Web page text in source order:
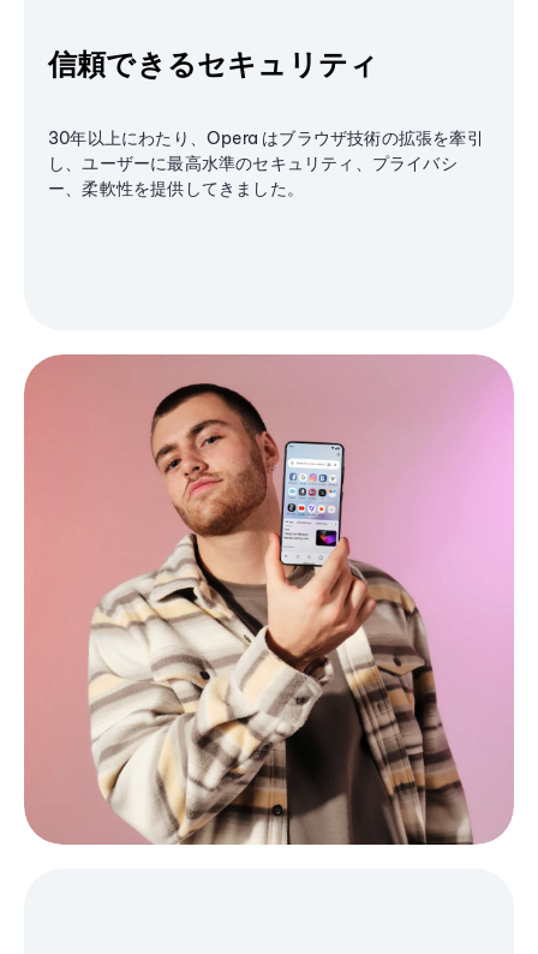
信頼できるセキュリティ
30年以上にわたり、Opera はブラウザ技術の拡張を牽引
し、ユーザーに最高水準のセキュリティ、プライバシ
ー、柔軟性を提供してきました。